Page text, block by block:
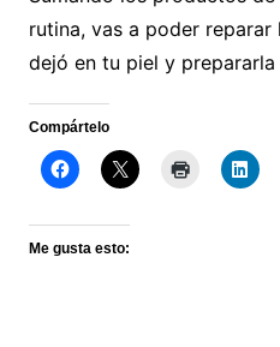
rutina, vas a poder
dejó en tu piel y
Compártelo
Me gusta esto: